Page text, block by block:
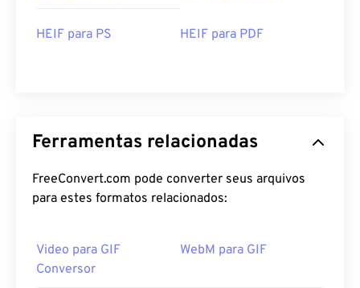
HEIF para PS HEIF para PDF
Ferramentas relacionadas
FreeConvert.com pode converter seus arquivos
para estes formatos relacionados:
Video para GIF
Conversor
WebM para GIF